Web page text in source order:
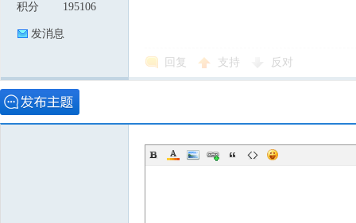
积分 195106
发消息
回复 支持 反对